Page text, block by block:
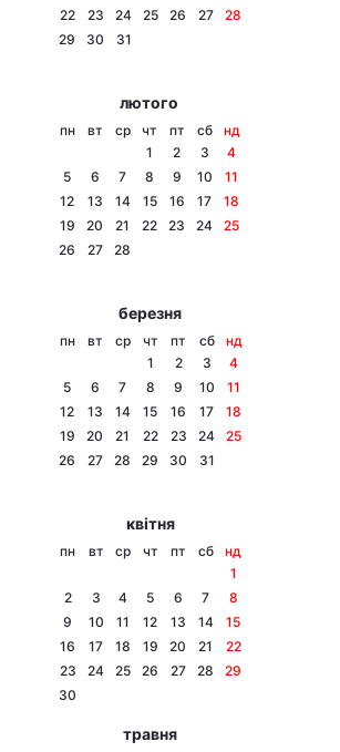
Головна
22
23 24 25 26 27
28
29
30 31
лютого
пн вт ср чт пт сб
нд
1
2 3
4
5
6 7 8 9 10
11
12
13 14 15 16 17
18
19
20 21 22 23 24
25
26
27 28
березня
пн вт ср чт пт сб
нд
1
2 3
4
5
6 7 8 9 10
11
12
13 14 15 16 17
18
19
20 21 22 23 24
25
26
27 28 29 30 31
квітня
пн вт ср чт пт сб
нд
1
2
3 4 5 6 7
8
9
10 11 12 13 14
15
16
17 18 19 20 21
22
23
24 25 26 27 28
29
30
травня